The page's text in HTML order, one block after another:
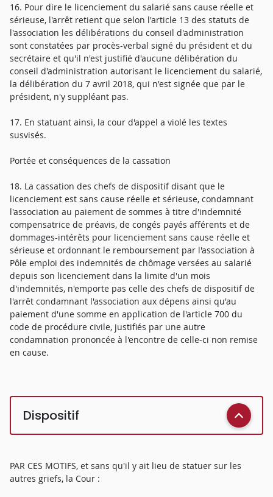
16. Pour dire le licenciement du salarié sans cause réelle et
sérieuse, l'arrêt retient que selon l'article 13 des statuts de
l'association les délibérations du conseil d'administration
sont constatées par procès-verbal signé du président et du
secrétaire et qu'il n'est justifié d'aucune délibération du
conseil d'administration autorisant le licenciement du salarié,
la délibération du 7 avril 2018, qui n'est signée que par le
président, n'y suppléant pas.
17. En statuant ainsi, la cour d'appel a violé les textes
susvisés.
Portée et conséquences de la cassation
18. La cassation des chefs de dispositif disant que le
licenciement est sans cause réelle et sérieuse, condamnant
l'association au paiement de sommes à titre d'indemnité
compensatrice de préavis, de congés payés afférents et de
dommages-intérêts pour licenciement sans cause réelle et
sérieuse et ordonnant le remboursement par l'association à
Pôle emploi des indemnités de chômage versées au salarié
depuis son licenciement dans la limite d'un mois
d'indemnités, n'emporte pas celle des chefs de dispositif de
l'arrêt condamnant l'association aux dépens ainsi qu'au
paiement d'une somme en application de l'article 700 du
code de procédure civile, justifiés par une autre
condamnation prononcée à l'encontre de celle-ci non remise
en cause.
Dispositif
PAR CES MOTIFS, et sans qu'il y ait lieu de statuer sur les
autres griefs, la Cour :